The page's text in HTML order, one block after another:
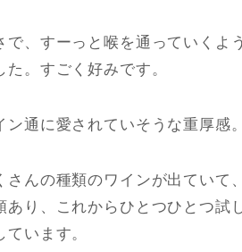
、すーっと喉を通っていくよ
。すごく好みです。
通に愛されていそうな重厚感。
さんの種類のワインが出ていて
り、これからひとつひとつ試
ています。